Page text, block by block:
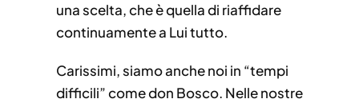
una scelta, che è quella di riaffidare
continuamente a Lui tutto.
Carissimi, siamo anche noi in “tempi
difficili” come don Bosco. Nelle nostre